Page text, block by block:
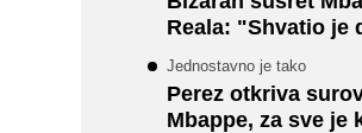
Reala: "Shvatio je
Jednostavno je tako
Perez otkriva
Mbappe, za sve je